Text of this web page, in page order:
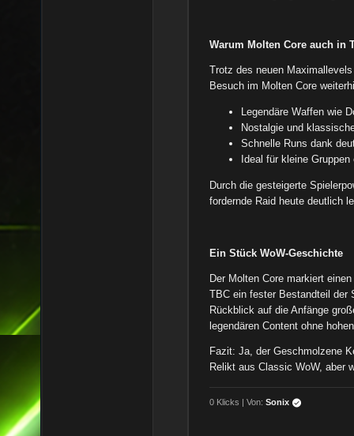
Warum Molten Core auch in
Trotz des neuen
Besuch im Molten Core
Legendäre Waffen wie
Nostalgie und
Schnelle Runs dank
Ideal für kleine
Durch die gesteigerte
fordernde Raid heute deutlich
Ein Stück WoW-Geschichte
Der Molten Core markiert
TBC ein fester Bestandteil der
Rückblick auf die Anfänge
legendären Content ohne
Fazit: Ja, der Geschmolzene
Relikt aus Classic WoW, aber
0 Klicks | Von:Sonix